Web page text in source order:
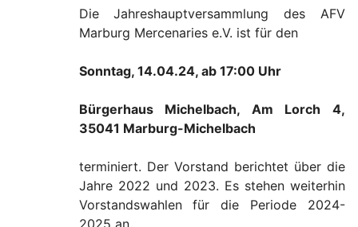
Die Jahreshauptversammlung des AFV
Marburg Mercenaries e.V. ist für den
Sonntag, 14.04.24, ab 17:00 Uhr
Bürgerhaus Michelbach, Am Lorch 4,
35041 Marburg-Michelbach
terminiert. Der Vorstand berichtet über die
Jahre 2022 und 2023. Es stehen weiterhin
Vorstandswahlen für die Periode 2024-